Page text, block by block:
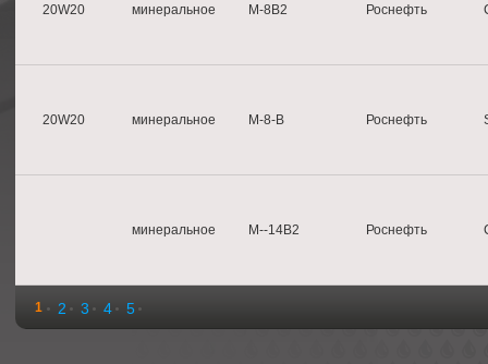
20W20 минеральное М-8B2 Роснефть
20W20 минеральное М-8-B Роснефть
минеральное М--14В2 Роснефть
1 2 3 4 5